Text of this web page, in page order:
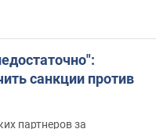
санкции против
партнеров за